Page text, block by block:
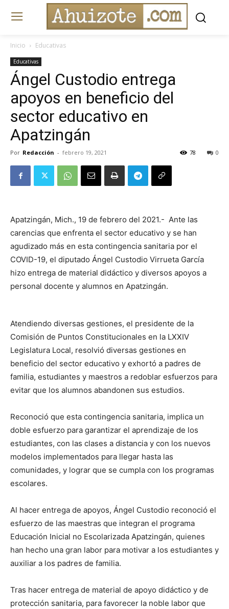
Inicio Educativas
Educativas
Ángel Custodio entrega
apoyos en beneficio del
sector educativo en
Apatzingán
Por Redacción - febrero 19, 2021 0
78
Apatzingán, Mich., 19 de febrero del 2021.- Ante las
carencias que enfrenta el sector educativo y se han
agudizado más en esta contingencia sanitaria por el
COVID-19, el diputado Ángel Custodio Virrueta García
hizo entrega de material didáctico y diversos apoyos a
personal docente y alumnos en Apatzingán.
Atendiendo diversas gestiones, el presidente de la
Comisión de Puntos Constitucionales en la LXXIV
Legislatura Local, resolvió diversas gestiones en
beneficio del sector educativo y exhortó a padres de
familia, estudiantes y maestros a redoblar esfuerzos para
evitar que los alumnos abandonen sus estudios.
Reconoció que esta contingencia sanitaria, implica un
doble esfuerzo para garantizar el aprendizaje de los
estudiantes, con las clases a distancia y con los nuevos
modelos implementados para llegar hasta las
comunidades, y lograr que se cumpla con los programas
escolares.
Al hacer entrega de apoyos, Ángel Custodio reconoció el
esfuerzo de las maestras que integran el programa
Educación Inicial no Escolarizada Apatzingán, quienes
han hecho una gran labor para motivar a los estudiantes y
auxiliar a los padres de familia.
Tras hacer entrega de material de apoyo didáctico y de
protección sanitaria, para favorecer la noble labor que